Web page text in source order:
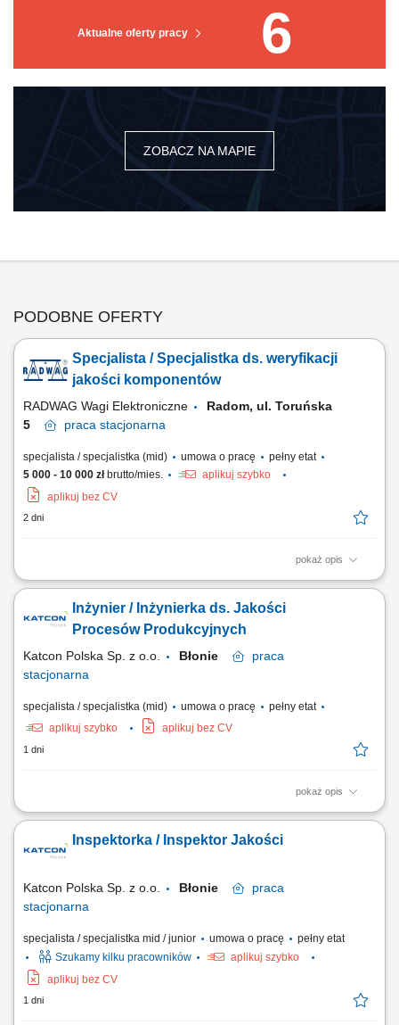
Aktualne oferty pracy 6
ZOBACZ NA MAPIE
PODOBNE OFERTY
Specjalista / Specjalistka ds. weryfikacji
jakości komponentów
RADWAG Wagi Elektroniczne
Radom, ul. Toruńska
5
praca stacjonarna
specjalista / specjalistka (mid) umowa o pracę
pełny etat
5 000 - 10 000 złbrutto/mies.
aplikuj szybko
aplikuj bez CV
2 dni
pokaż opis
Zadania Przeprowadzanie audytu zgodności dostaw podzespołów z
mechanicznych na podstawie planów produkcyjnych. Wymagania
Średnie wykształcenie techniczne, najlepiej związane z obróbką
Inżynier / Inżynierka ds. Jakości
Procesów Produkcyjnych
Katcon Polska Sp. z o.o. Błonie
praca
stacjonarna
specjalista / specjalistka (mid) umowa o pracę
pełny etat
aplikuj szybko
aplikuj bez CV
1 dni
pokaż opis
Opis stanowiska: monitorowanie jakości procesów produkcyjnych oraz
poziom braków i poprawiających efektywność produkcji, udział w
tworzeniu oraz aktualizacji dokumentacji jakościowej i procesowej,
Inspektorka / Inspektor Jakości
Katcon Polska Sp. z o.o. Błonie
praca
stacjonarna
specjalista / specjalistka mid / junior umowa o pracę
pełny etat
Szukamy kilku pracowników
aplikuj szybko
aplikuj bez CV
1 dni